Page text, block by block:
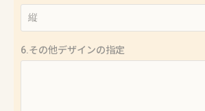
6.その他デザインの指定